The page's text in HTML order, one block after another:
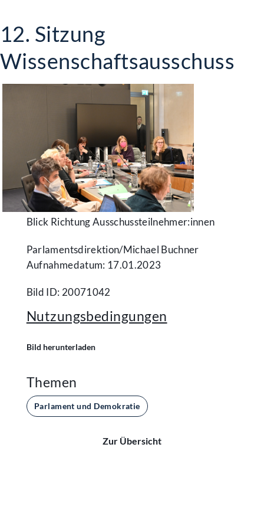
12. Sitzung
Wissenschaftsausschuss
Blick Richtung Ausschussteilnehmer:innen
Parlamentsdirektion/​Michael Buchner
Aufnahmedatum: 17.01.2023
Bild ID: 20071042
Nutzungsbedingungen
Bild herunterladen
Themen
Parlament und Demokratie
Zur Übersicht